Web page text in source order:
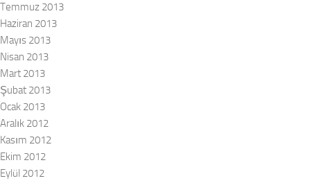
Temmuz 2013
Haziran 2013
Mayıs 2013
Nisan 2013
Mart 2013
Şubat 2013
Ocak 2013
Aralık 2012
Kasım 2012
Ekim 2012
Eylül 2012